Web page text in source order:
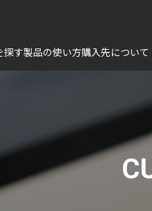
探す製品の使い方購入先について